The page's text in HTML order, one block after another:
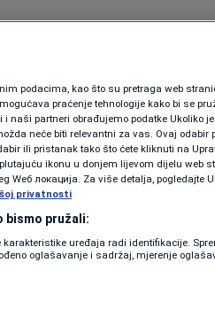
podacima, kao što su pretraga web
praćenje tehnologije kako bi se
partneri obrađujemo podatke Ukoliko
neće biti relevantni za vas. Ovaj odabir
ili pristanak tako što ćete kliknuti na
ikonu u donjem lijevom dijelu web
локација. Za više detalja, pogledajte
privatnosti
bismo pružali:
uređaja radi identifikacije.
oglašavanje i sadržaj, mjerenje